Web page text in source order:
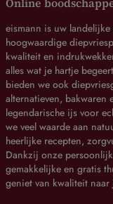
eismann is uw
hoogwaardige
kwaliteit en
alles wat je hartje
bieden we ook
alternatieven, bakwaren
legendarische ijs voor
we veel waarde aan
heerlijke recepten,
Dankzij onze
gemakkelijke en gratis
geniet van kwaliteit naar